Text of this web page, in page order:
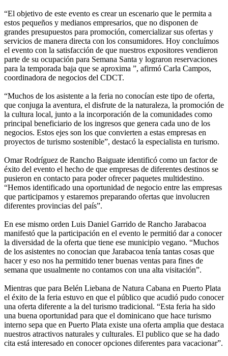
“El objetivo de este evento es crear un escenario que le permita a
estos pequeños y medianos empresarios, que no disponen de
grandes presupuestos para promoción, comercializar sus ofertas y
servicios de manera directa con los consumidores. Hoy concluímos
el evento con la satisfacción de que nuestros expositores vendieron
parte de su ocupación para Semana Santa y lograron reservaciones
para la temporada baja que se aproxima ”, afirmó Carla Campos,
coordinadora de negocios del CDCT.
“Muchos de los asistente a la feria no conocían este tipo de oferta,
que conjuga la aventura, el disfrute de la naturaleza, la promoción de
la cultura local, junto a la incorporación de la comunidades como
principal beneficiario de los ingresos que genera cada uno de los
negocios. Estos ejes son los que convierten a estas empresas en
proyectos de turismo sostenible”, destacó la especialista en turismo.
Omar Rodríguez de Rancho Baiguate identificó como un factor de
éxito del evento el hecho de que empresas de diferentes destinos se
pusieron en contacto para poder ofrecer paquetes multidestino.
“Hemos identificado una oportunidad de negocio entre las empresas
que participamos y estaremos preparando ofertas que involucren
diferentes provincias del país”.
En ese mismo orden Luis Daniel Garrido de Rancho Jarabacoa
manifestó que la participación en el evento le permitió dar a conocer
la diversidad de la oferta que tiene ese municipio vegano. “Muchos
de los asistentes no conocian que Jarabacoa tenía tantas cosas que
hacer y eso nos ha permitido tener buenas ventas para fines de
semana que usualmente no contamos con una alta visitación”.
Mientras que para Belén Liebana de Natura Cabana en Puerto Plata
el éxito de la feria estuvo en que el público que acudió pudo conocer
una oferta diferente a la del turismo tradicional. “Esta feria ha sido
una buena oportunidad para que el dominicano que hace turismo
interno sepa que en Puerto Plata existe una oferta amplia que destaca
nuestros atractivos naturales y culturales. El publico que se ha dado
cita está interesado en conocer opciones diferentes para vacacionar”.